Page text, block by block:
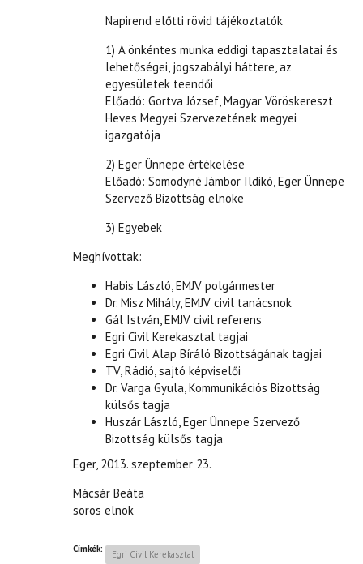
Napirend előtti rövid tájékoztatók
1) A önkéntes munka eddigi tapasztalatai és
lehetőségei, jogszabályi háttere,az
egyesületek teendői
Előadó: Gortva József, Magyar Vöröskereszt
Heves Megyei Szervezetének megyei
igazgatója
2) Eger Ünnepe értékelése
Előadó: Somodyné Jámbor Ildikó, Eger Ünnepe
Szervező Bizottság elnöke
3) Egyebek
Meghívottak:
Habis László, EMJV polgármester
Dr. Misz Mihály, EMJV civil tanácsnok
Gál István, EMJV civil referens
Egri Civil Kerekasztal tagjai
Egri Civil Alap Bíráló Bizottságának tagjai
TV, Rádió, sajtó képviselői
Dr. Varga Gyula, Kommunikációs Bizottság
külsős tagja
Huszár László, Eger Ünnepe Szervező
Bizottság külsős tagja
Eger, 2013. szeptember 23.
Mácsár Beáta
soros elnök
Címkék: Egri Civil Kerekasztal